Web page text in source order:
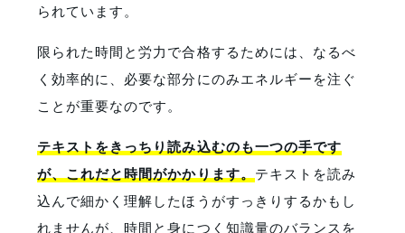
られています。
限られた時間と労力で合格するためには、なるべ
く効率的に、必要な部分にのみエネルギーを注ぐ
ことが重要なのです。
テキストをきっちり読み込むのも一つの手です
が、これだと時間がかかります。テキストを読み
込んで細かく理解したほうがすっきりするかもし
れませんが、時間と身につく知識量のバランスを